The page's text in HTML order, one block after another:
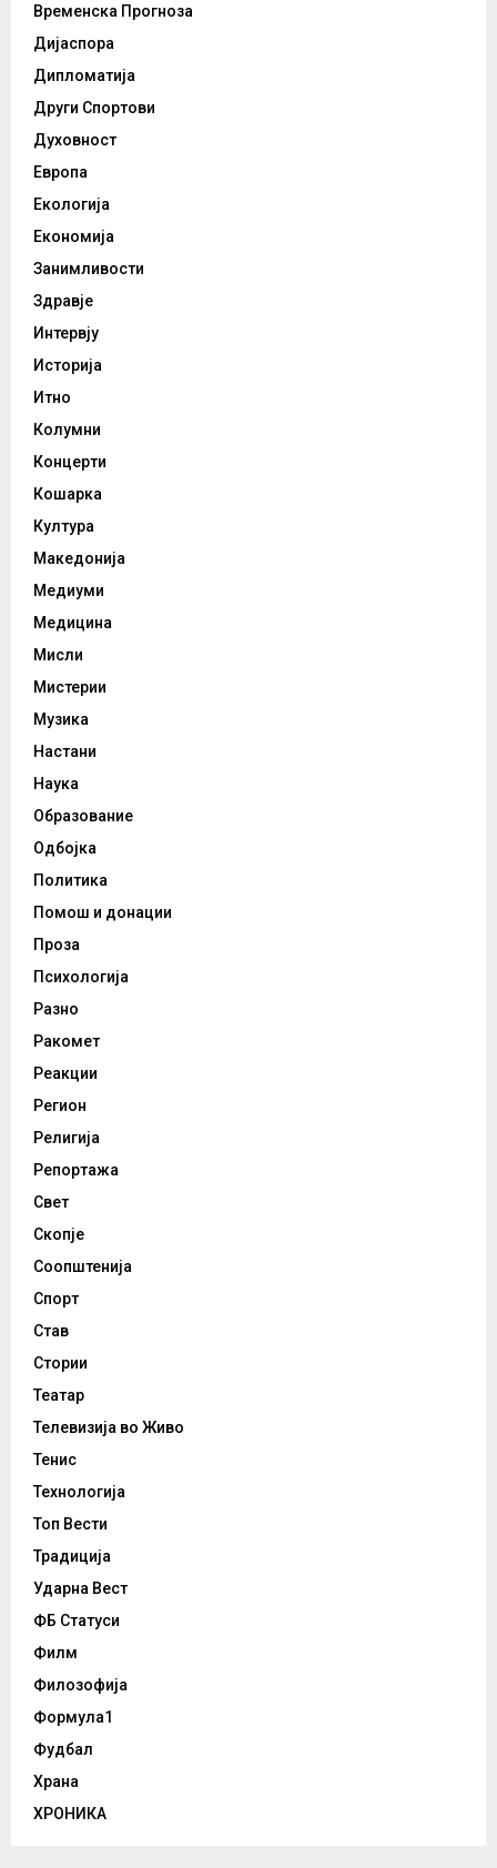
Временска Прогноза
Дијаспора
Дипломатија
Други Спортови
Духовност
Европа
Екологија
Економија
Занимливости
Здравје
Интервју
Историја
Итно
Колумни
Концерти
Кошарка
Култура
Македонија
Медиуми
Медицина
Мисли
Мистерии
Музика
Настани
Наука
Образование
Одбојка
Политика
Помош и донации
Проза
Психологија
Разно
Ракомет
Реакции
Регион
Религија
Репортажа
Свет
Скопје
Соопштенија
Спорт
Став
Стории
Театар
Телевизија во Живо
Тенис
Технологија
Топ Вести
Традиција
Ударна Вест
ФБ Статуси
Филм
Филозофија
Формула1
Фудбал
Храна
ХРОНИКА